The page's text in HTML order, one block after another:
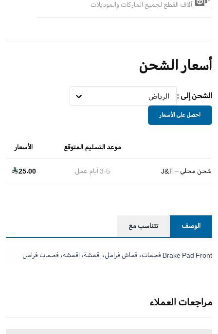
آلاف القطع لجميع الماركات والموديلات
أسعار الشحن
الشحن إلى : الرياض
احصل على الأسعار
موعد التسليم المتوقع الأسعار
شحن محلي – J&T 3-5أيام عمل 25.00
الوصف تتناسب مع
Brake Pad Front فحمات، قماش فرامل، اقمشة، اقمشه، فحمات فرامل
مراجعات العملاء